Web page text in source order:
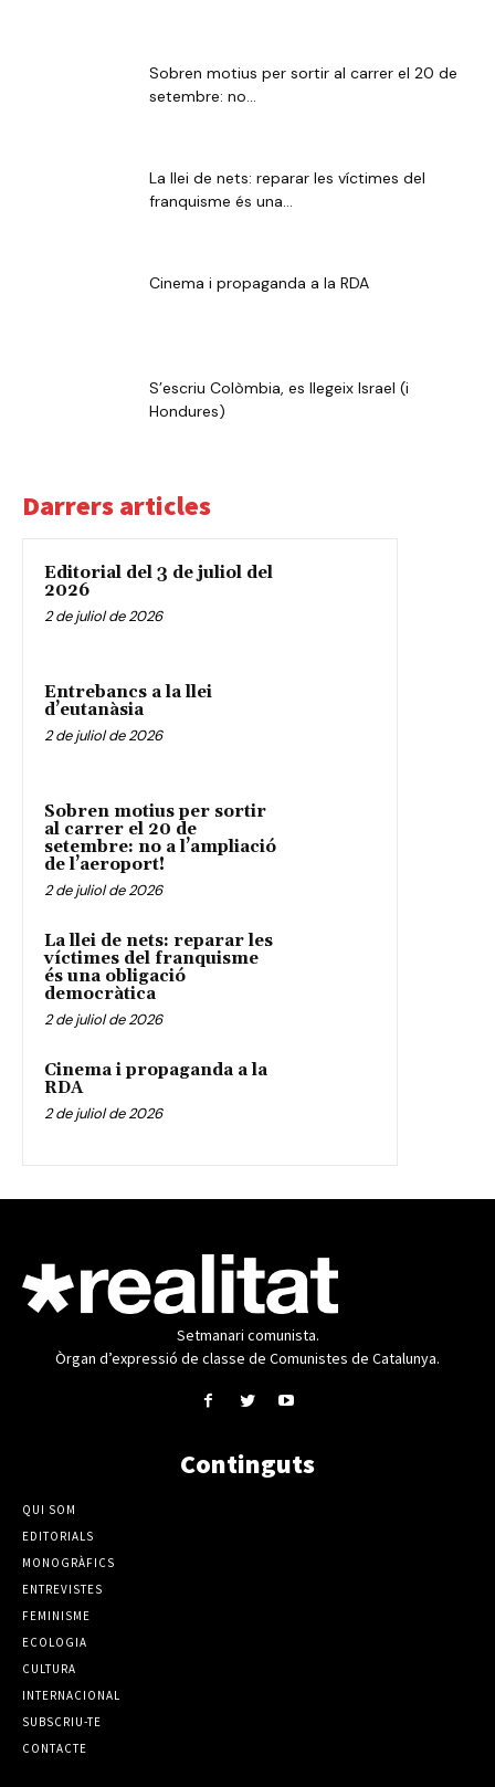
Sobren motius per sortir al carrer el 20 de
setembre: no...
La llei de nets: reparar les víctimes del
franquisme és una...
Cinema i propaganda a la RDA
S’escriu Colòmbia, es llegeix Israel (i
Hondures)
Darrers articles
Editorial del 3 de juliol del
2026
2 de juliol de 2026
Entrebancs a la llei
d’eutanàsia
2 de juliol de 2026
Sobren motius per sortir
al carrer el 20 de
setembre: no a l’ampliació
de l’aeroport!
2 de juliol de 2026
La llei de nets: reparar les
víctimes del franquisme
és una obligació
democràtica
2 de juliol de 2026
Cinema i propaganda a la
RDA
2 de juliol de 2026
Setmanari comunista.
Òrgan d’expressió de classe de Comunistes de Catalunya.
Continguts
QUI SOM
EDITORIALS
MONOGRÀFICS
ENTREVISTES
FEMINISME
ECOLOGIA
CULTURA
INTERNACIONAL
SUBSCRIU-TE
CONTACTE